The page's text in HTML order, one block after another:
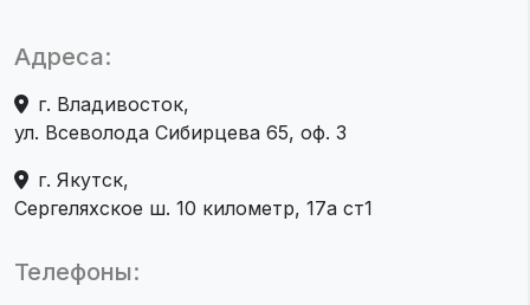
Адреса:
г. Владивосток,
ул. Всеволода Сибирцева 65, оф. 3
г. Якутск,
Сергеляхское ш. 10 километр, 17а ст1
Телефоны: